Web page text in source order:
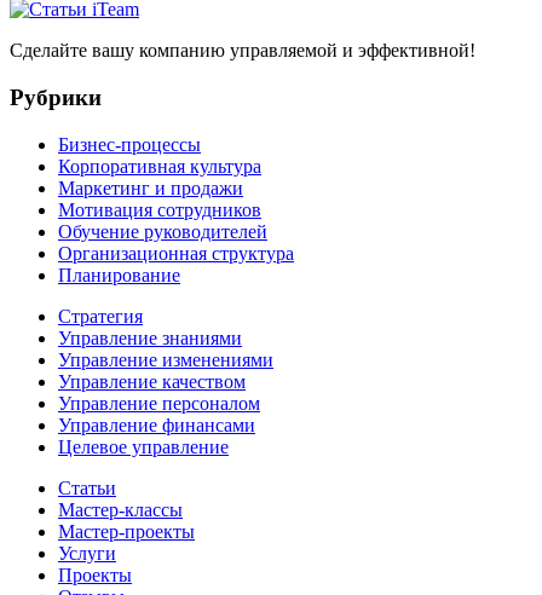
Сделайте вашу компанию управляемой и эффективной!
Рубрики
Бизнес-процессы
Корпоративная культура
Маркетинг и продажи
Мотивация сотрудников
Обучение руководителей
Организационная структура
Планирование
Стратегия
Управление знаниями
Управление изменениями
Управление качеством
Управление персоналом
Управление финансами
Целевое управление
Статьи
Мастер-классы
Мастер-проекты
Услуги
Проекты